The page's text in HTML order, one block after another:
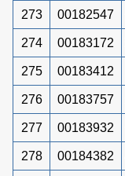
273 00182547
274 00183172
275 00183412
276 00183757
277 00183932
278 00184382